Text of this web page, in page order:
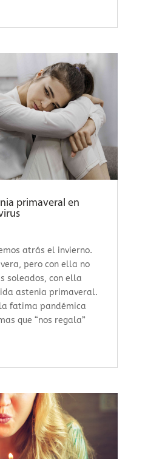
primaveral en
atrás el invierno.
pero con ella no
soleados, con ella
astenia primaveral.
fatima pandémica
que “nos regala”